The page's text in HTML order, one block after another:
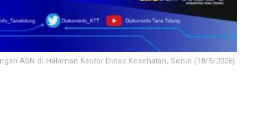
ASN di Halaman Kantor Dinas Kesehatan, Senin (18/5/2026).